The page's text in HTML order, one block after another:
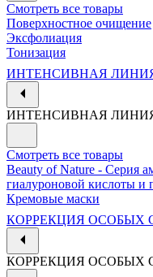
Смотреть все товары
Поверхностное очищение
Эксфолиация
Тонизация
ИНТЕНСИВНАЯ
ИНТЕНСИВНАЯ
Смотреть все товары
Beauty of Nature - Серия
гиалуроновой кислоты и
Кремовые маски
КОРРЕКЦИЯ ОСОБЫХ
КОРРЕКЦИЯ ОСОБЫХ